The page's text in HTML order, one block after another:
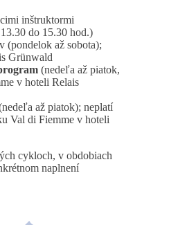
inštruktormi
do 15.30 hod.)
(pondelok až sobota);
Grünwald
(nedeľa až piatok,
v hoteli Relais
až piatok); neplatí
Val di Fiemme v hoteli
cykloch, v obdobiach
naplnení